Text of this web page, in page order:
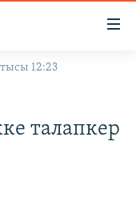
12:23
талапкер